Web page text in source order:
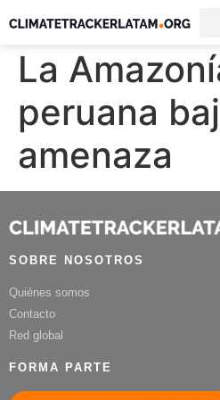
La
peruana
amenaza
SOBRE NOSOTROS
Quiénes somos
Contacto
Red global
FORMA PARTE